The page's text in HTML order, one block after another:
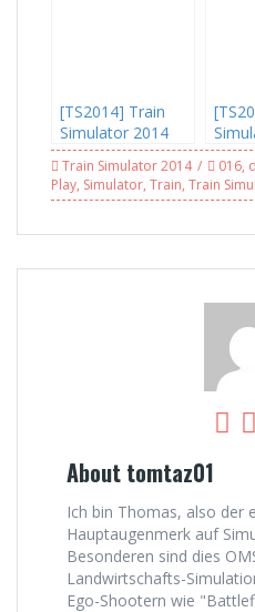
[TS2014] Train
Simulator 2014
Let’s Play #010 –
Auf zum BER,
BR111 + Dostos
mit
Train Simulator 2014 016,
Play, Simulator, Train, Train
About tomtaz01
Ich bin Thomas, also der
Hauptaugenmerk auf
Besonderen sind dies
Landwirtschafts-
Ego-Shootern wie